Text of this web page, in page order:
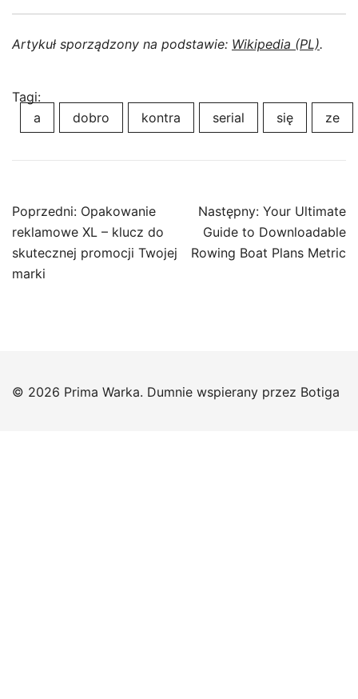
Artykuł sporządzony na podstawie: Wikipedia (PL).
Tagi:
a
dobro kontra serial się ze
Nawigacja
wpisu
Poprzedni: Opakowanie
reklamowe XL – klucz do
skutecznej promocji Twojej
marki
Następny: Your Ultimate
Guide to Downloadable
Rowing Boat Plans Metric
© 2026 Prima Warka. Dumnie wspierany przez Botiga